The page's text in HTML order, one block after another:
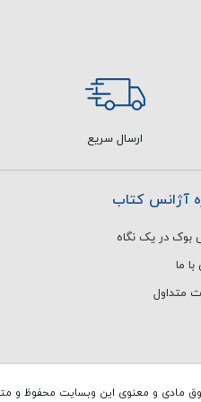
ارسال سریع
آژانس کتاب
بوک در یک نگاه
ما
متداول
مادی و معنوی این وبسایت محفوظ و